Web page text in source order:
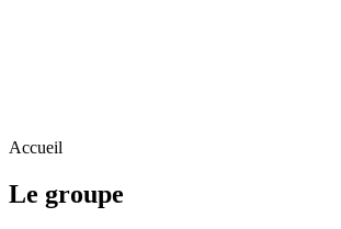
Accueil
Le groupe